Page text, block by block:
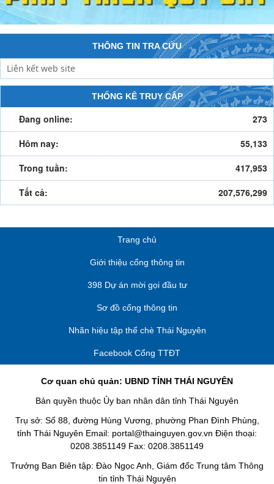
THÔNG TIN TRA CỨU
THỐNG KÊ TRUY CẬP
Đang online:
273
Hôm nay:
55,133
Trong tuần:
417,953
Tất cả:
207,576,299
Trang chủ
Giới thiệu cổng thông tin
398 Dự án mời gọi đầu tư
Sơ đồ cổng thông tin
Nhãn hiệu tập thể chè Thái Nguyên
Facebook Cổng TTĐT
Cơ quan chủ quản: UBND TỈNH THÁI NGUYÊN
Bản quyền thuộc Ủy ban nhân dân tỉnh Thái Nguyên
Trụ sở: Số 88, đường Hùng Vương, phường Phan Đình Phùng,
tỉnh Thái Nguyên Email: portal@thainguyen.gov.vn Điện thoại:
0208.3851149 Fax: 0208.3851149
Trưởng Ban Biên tập: Đào Ngọc Anh, Giám đốc Trung tâm Thông
tin tỉnh Thái Nguyên